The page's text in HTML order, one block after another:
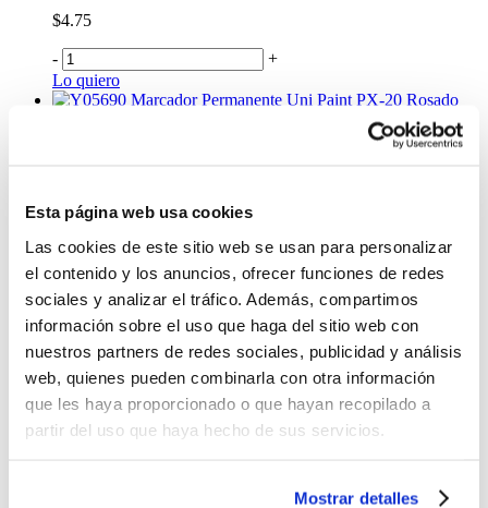
Esta página web usa cookies
Las cookies de este sitio web se usan para personalizar
el contenido y los anuncios, ofrecer funciones de redes
sociales y analizar el tráfico. Además, compartimos
información sobre el uso que haga del sitio web con
nuestros partners de redes sociales, publicidad y análisis
web, quienes pueden combinarla con otra información
que les haya proporcionado o que hayan recopilado a
partir del uso que haya hecho de sus servicios.
Mostrar detalles
$4.75
-
+
Lo quiero
Marcador Permanente Uni Paint PX-20 Rosado
Marcador Permanente Uni Paint PX-20 Verde
Claro
$4.75
Lo quiero
Marcador Permanente Bic Blíster x 3
$3.99
-
+